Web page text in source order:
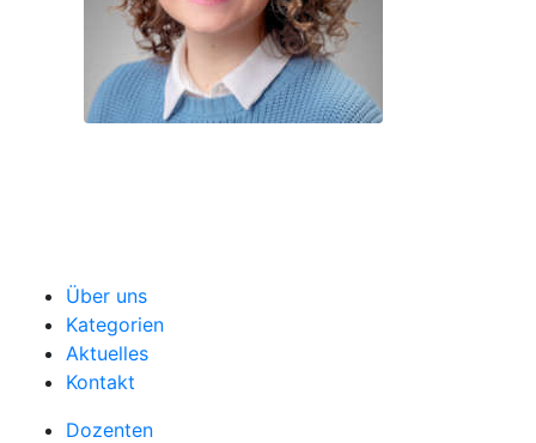
Über uns
Kategorien
Aktuelles
Kontakt
Dozenten